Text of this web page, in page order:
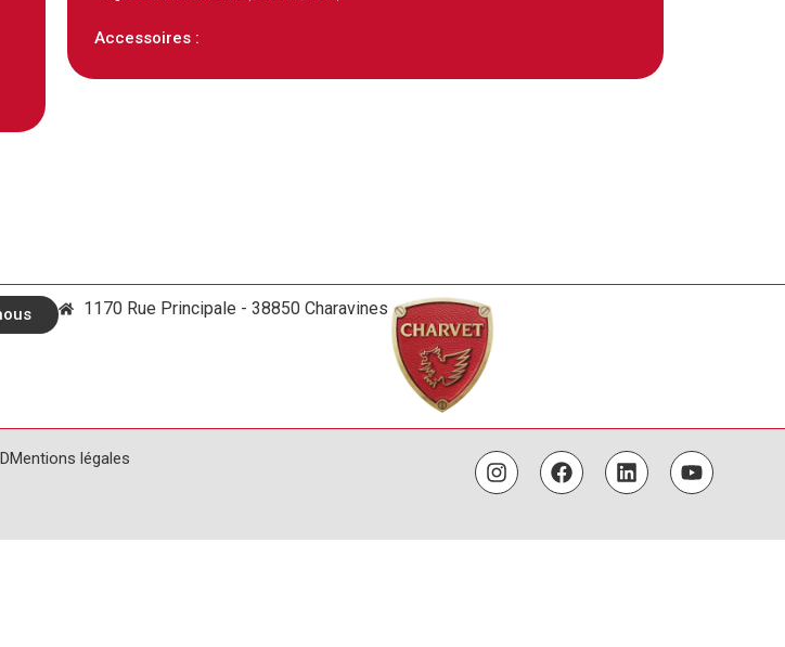
Accessoires :
1170 Rue Principale - 38850 Charavines
Mentions légales